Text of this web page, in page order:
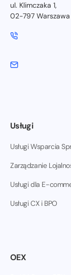
ul. Klimczaka 1,
02-797 Warszawa
Usługi
Usługi Wsparcia
Zarządzanie
Usługi dla E-
Usługi CX i BPO
OEX